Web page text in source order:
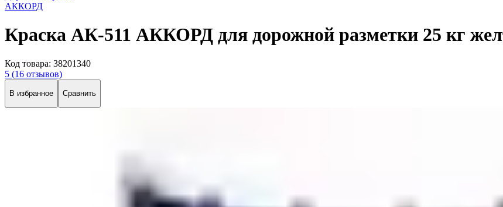
АККОРД
Краска АК-511 АККОРД для дорожной разметки 25 кг
Код товара: 38201340
5 (16 отзывов)
В избранное Сравнить